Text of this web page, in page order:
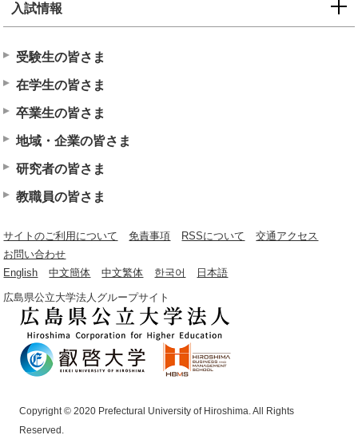
入試情報
受験生の皆さま
在学生の皆さま
卒業生の皆さま
地域・企業の皆さま
研究者の皆さま
教職員の皆さま
サイトのご利用について 免責事項 RSSについて
交通アクセス
お問い合わせ
English
中文簡体 中文繁体 한국어 日本語
広島県公立大学法人グループサイト
Copyright © 2020 Prefectural University of Hiroshima. All Rights
Reserved.